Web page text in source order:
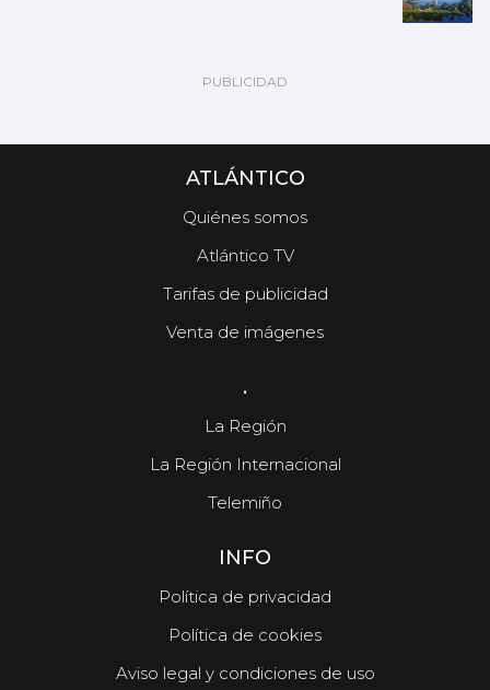
ATLÁNTICO
Quiénes somos
Atlántico TV
Tarifas de publicidad
Venta de imágenes
.
La Región
La Región Internacional
Telemiño
INFO
Política de privacidad
Política de cookies
Aviso legal y condiciones de uso